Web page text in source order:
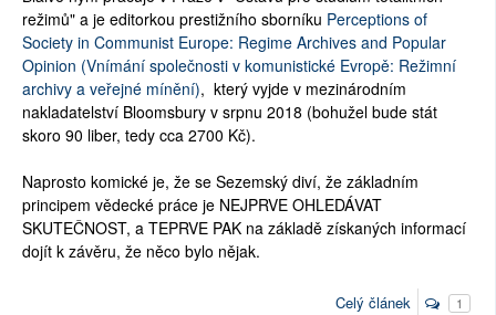
režimů" a je editorkou prestižního sborníku Perceptions of
Society in Communist Europe: Regime Archives and Popular
Opinion (Vnímání společnosti v komunistické Evropě: Režimní
archivy a veřejné mínění), který vyjde v mezinárodním
nakladatelství Bloomsbury v srpnu 2018 (bohužel bude stát
skoro 90 liber, tedy cca 2700 Kč).
Naprosto komické je, že se Sezemský diví, že základním
principem vědecké práce je NEJPRVE OHLEDÁVAT
SKUTEČNOST, a TEPRVE PAK na základě získaných informací
dojít k závěru, že něco bylo nějak.
Celý článek 1